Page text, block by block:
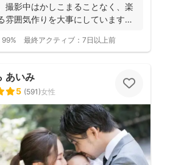
撮影中はかしこまることなく、楽
雰囲気作りを大事にしています＾
99% 最終アクティブ： 7日以上前
あいみ
5 (591)女性